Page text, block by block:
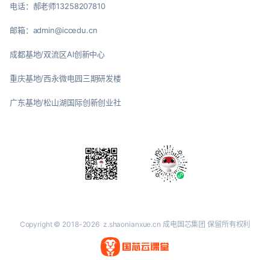
电话：郝老师13258207810
邮箱：admin@iccedu.cn
成都基地/双流区AI创新中心
重庆基地/西永微电园三期研发楼
广东基地/松山湖国际创新创业社
Copyright © 2018-2026 z.shaonianxue.cn 成电国芯集团 保留所有权利